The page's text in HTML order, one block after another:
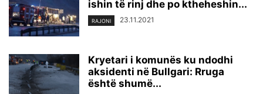
ishin të rinj dhe po ktheheshin...
RAJONI 23.11.2021
Kryetari i komunës ku ndodhi
aksidenti në Bullgari: Rruga
është shumë...